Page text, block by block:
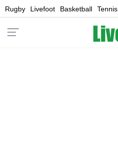
Rugby Livefoot Basketball Tennis